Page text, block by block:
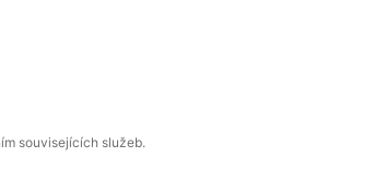
souvisejících služeb.